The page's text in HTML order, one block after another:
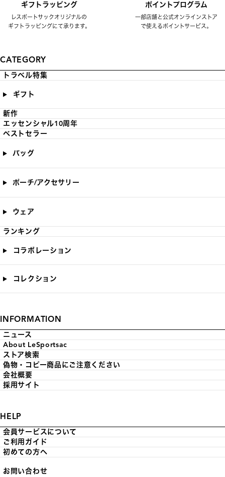
ギフトラッピング
レスポートサックオリジナルの
ギフトラッピングにて承ります。
ポイントプログラム
一部店舗と公式オンラインストア
で使えるポイントサービス。
CATEGORY
トラベル特集
ギフト
新作
エッセンシャル10周年
ベストセラー
バッグ
ポーチ/アクセサリー
ウェア
ランキング
コラボレーション
コレクション
INFORMATION
ニュース
About LeSportsac
ストア検索
偽物・コピー商品にご注意ください
会社概要
採用サイト
HELP
会員サービスについて
ご利用ガイド
初めての方へ
お問い合わせ